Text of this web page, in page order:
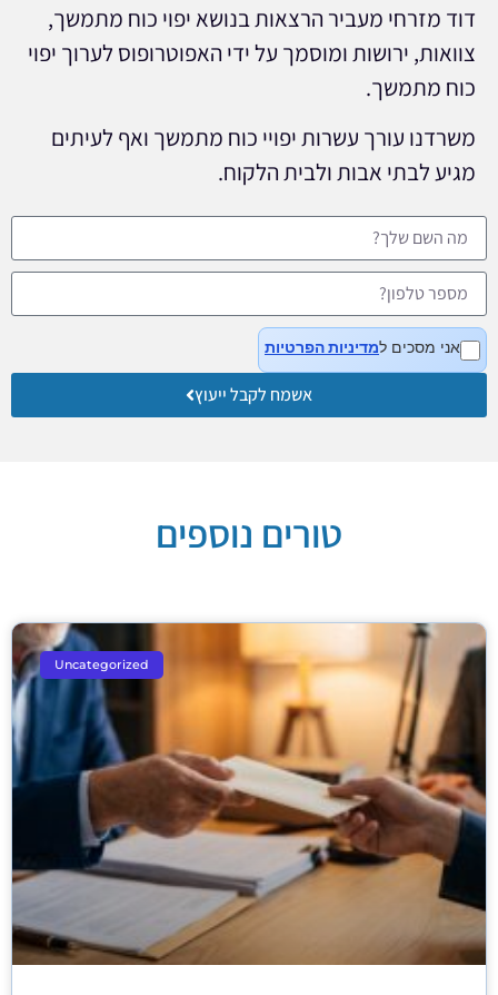
דוד מזרחי מעביר הרצאות בנושא יפוי כוח מתמשך,
צוואות, ירושות ומוסמך על ידי האפוטרופוס לערוך יפוי
כוח מתמשך.
משרדנו עורך עשרות יפויי כוח מתמשך ואף לעיתים
מגיע לבתי אבות ולבית הלקוח.
אני מסכים למדיניות הפרטיות
אשמח לקבל ייעוץ
טורים נוספים
Uncategorized